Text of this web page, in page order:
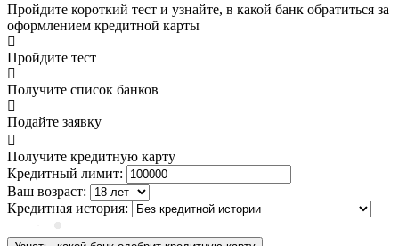
Пройдите короткий тест и узнайте, в какой банк обратиться за
оформлением кредитной карты
Пройдите тест
Получите список банков
Подайте заявку
Получите кредитную карту
Кредитный лимит:
Ваш возраст:
Кредитная история: